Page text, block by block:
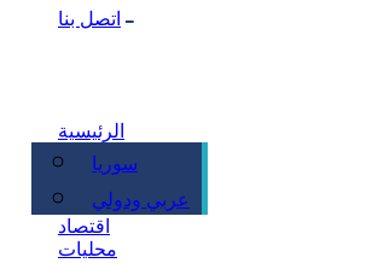
اتصل بنا
الرئيسية
سوريا
عربي ودولي
اقتصاد
محليات